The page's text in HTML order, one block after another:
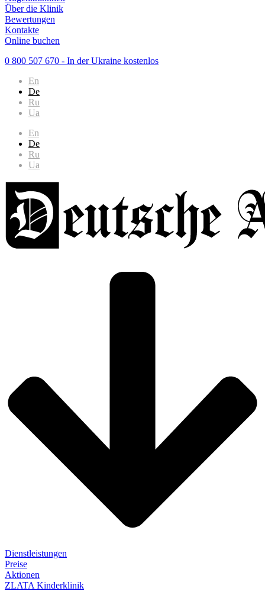
Über die Klinik
Bewertungen
Kontakte
Online buchen
0 800 507 670 - In der Ukraine kostenlos
En
De
Ru
Ua
En
De
Ru
Ua
Dienstleistungen
Preise
Aktionen
ZLATA Kinderklinik